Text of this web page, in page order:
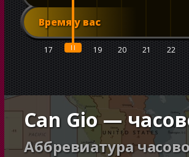
17 18 19 20 21 22
Время у вас
Can Gio —
Аббревиатура